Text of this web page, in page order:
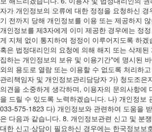
자가 개인정보의 오류에 대한 정정을 요청하신
기 전까지 당해 개인정보를 이용 또는 제공하지
개인정보를 제3자에게 이미 제공한 경우에는 정
게 지체 없이 통지하여 정정이 이루어지도록 하
혹은 법정대리인의 요청에 의해 해지 또는 삭제
집하는 개인정보의 보유 및 이용기간"에 명시된
외의 용도로 열람 또는 이용할 수 없도록 처리하
관리책임자 및 개인정보관리담당자 가) 청도조은
의견을 소중하게 생각하며, 이용자의 문의사항에
을 드릴 수 있도록 노력하겠습니다. 나) 개인정보
033-575-1823 다) 개인정보와 관련하여 도움을
은 다음과 같습니다. 8. 개인정보관련 신고 및 분
대한 신고·상담이 필요하신 경우에는 한국정보보